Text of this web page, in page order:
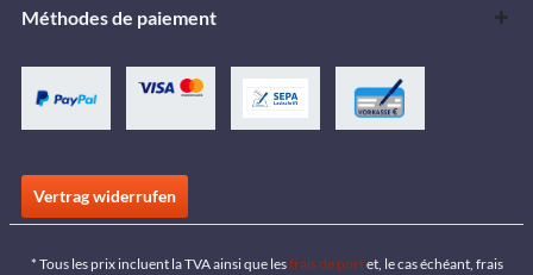
Méthodes de paiement
Vertrag widerrufen
* Tous les prix incluent la TVA ainsi que lesfrais de portet, le cas échéant, frais